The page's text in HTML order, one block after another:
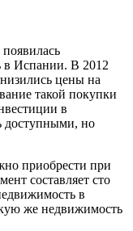
в Испании. В 2012
цены на
такой покупки
в
доступными, но
приобрести при
составляет сто
в
же недвижимость